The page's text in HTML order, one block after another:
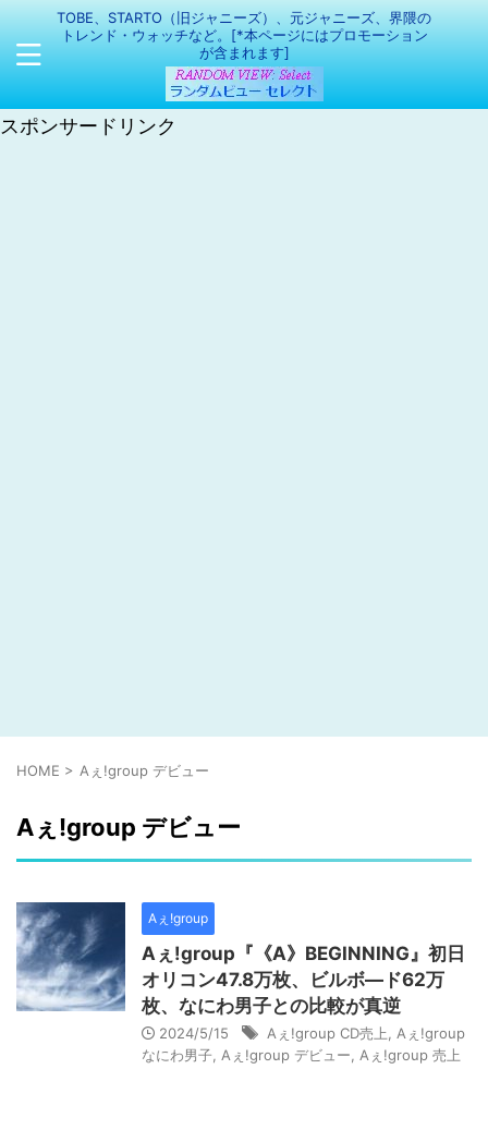
TOBE、STARTO（旧ジャニーズ）、元ジャニーズ、界隈の
トレンド・ウォッチなど。[*本ページにはプロモーション
が含まれます]
スポンサードリンク
HOME > Aぇ!group デビュー
Aぇ!group デビュー
Aぇ!group
Aぇ!group『《A》BEGINNING』初日
オリコン47.8万枚、ビルボ―ド62万
枚、なにわ男子との比較が真逆
2024/5/15 Aぇ!group CD売上
Aぇ!group
なにわ男子 Aぇ!group デビュー Aぇ!group 売上